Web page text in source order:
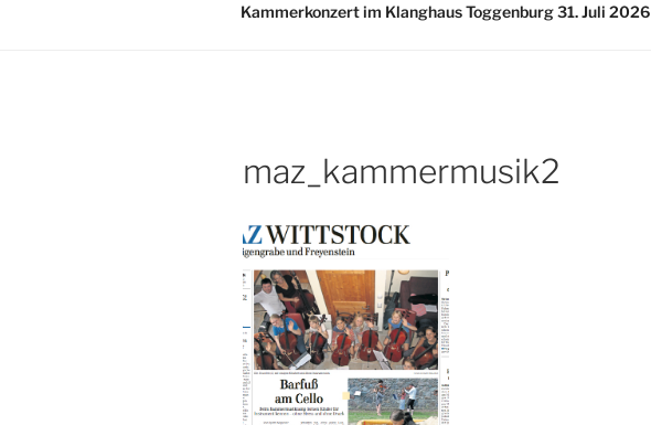
Kammerkonzert im Klanghaus Toggenburg 31. Juli 2026
maz_kammermusik2